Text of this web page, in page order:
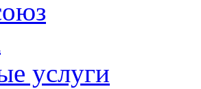
услуги